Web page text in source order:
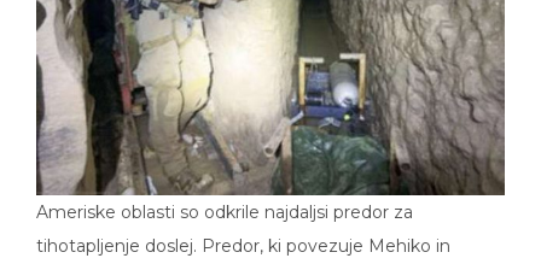
Ameriske oblasti so odkrile najdaljsi predor za
tihotapljenje doslej. Predor, ki povezuje Mehiko in